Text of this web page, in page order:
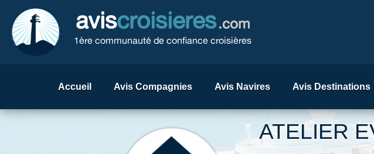
aviscroisieres.com
1ère communauté de confiance croisières
Accueil Avis Compagnies Avis Navires Avis Destinations
ATELIER